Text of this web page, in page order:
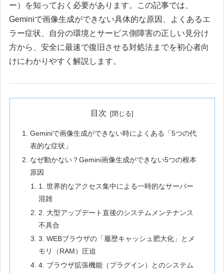
ー）を知っておく必要があります。この記事では、
Geminiで画像生成ができない具体的な原因、よくあるエ
ラー症状、自分の環境とサービス側障害の正しい見分け
方から、安全に最速で復旧させる対処法までを初心者向
けにわかりやすく解説します。
目次
Geminiで画像生成ができない時によくある「5つの代
表的な症状」
なぜ動かない？Gemini画像生成ができない5つの根本
原因
1. 世界的なアクセス集中による一時的なサーバー
混雑
2. 大型アップデート直後のシステムメンテナンス
不具合
3. WEBブラウザの「履歴キャッシュ肥大化」とメ
モリ（RAM）圧迫
4. ブラウザ拡張機能（プラグイン）とのシステム